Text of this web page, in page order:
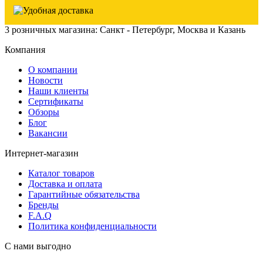
3 розничных магазина: Санкт - Петербург, Москва и Казань
Компания
О компании
Новости
Наши клиенты
Сертификаты
Обзоры
Блог
Вакансии
Интернет-магазин
Каталог товаров
Доставка и оплата
Гарантийные обязательства
Бренды
F.A.Q
Политика конфиденциальности
С нами выгодно